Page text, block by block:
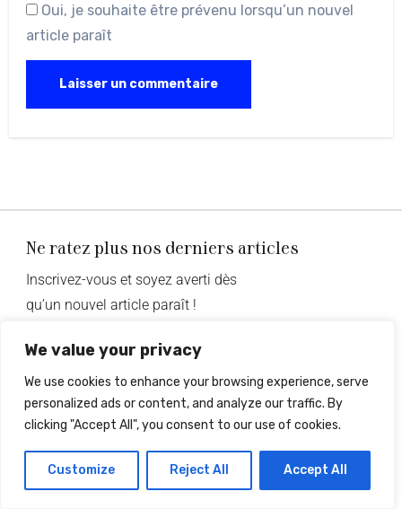
We value your privacy
We use cookies to enhance your browsing experience, serve
personalized ads or content, and analyze our traffic. By
clicking "Accept All", you consent to our use of cookies.
Customize Reject All Accept All
Oui, je souhaite être prévenu lorsqu’un nouvel
article paraît
Ne ratez plus nos derniers articles
Inscrivez-vous et soyez averti dès
qu’un nouvel article paraît !
S’inscrire
Mode